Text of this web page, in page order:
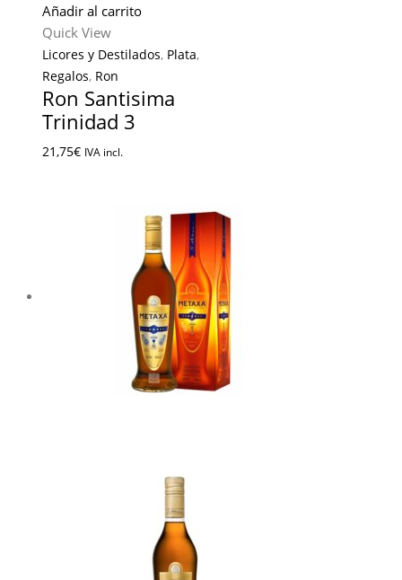
Añadir al carrito
Quick View
Licores y Destilados, Plata,
Regalos, Ron
Ron Santisima
Trinidad 3
21,75€ IVA incl.